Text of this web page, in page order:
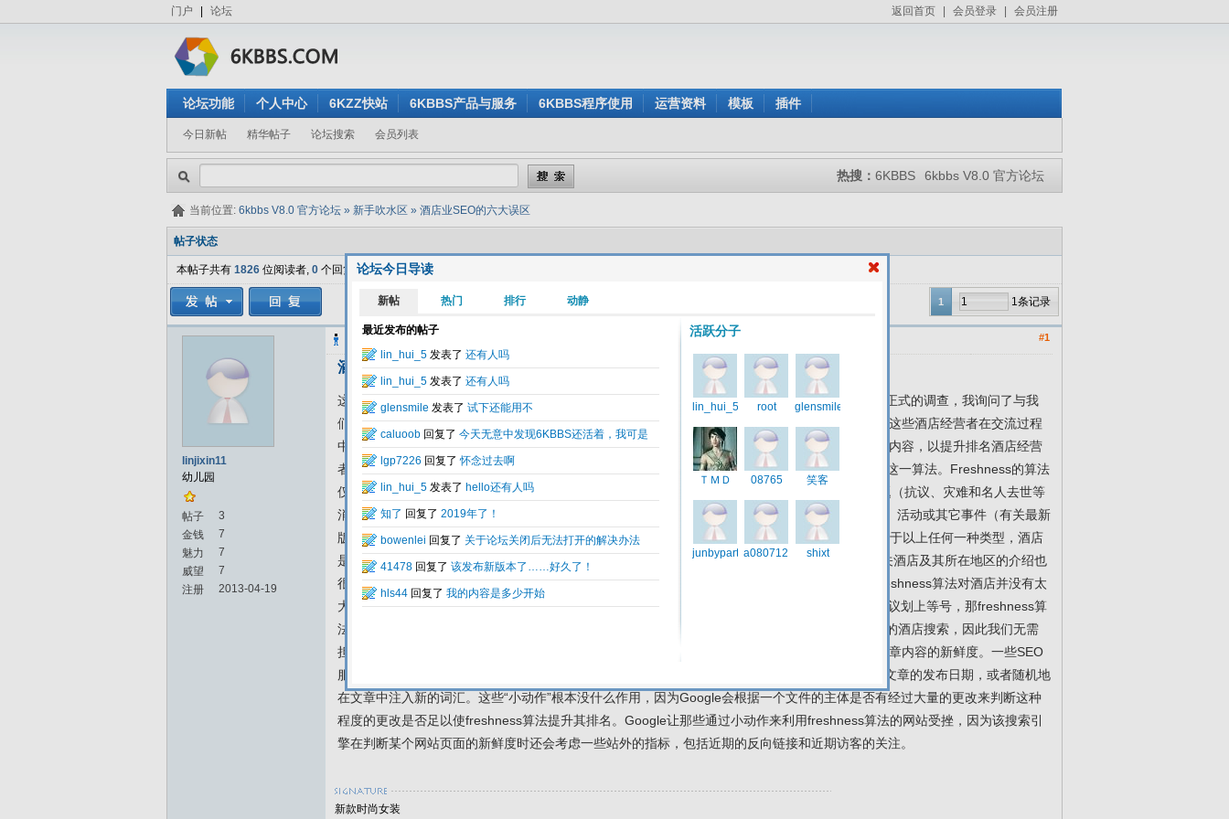
门户 论坛 返回首页 会员登录 会员注册
论坛功能 个人中心 6KZZ快站 6KBBS产品与服务 6KBBS程序使用 运营资料 模板 插件
今日新帖 精华帖子 论坛搜索 会员列表
热搜： 6KBBS 6kbbs V8.0 官方论坛
论坛今日导读
当前位置: 6kbbs V8.0 官方论坛 » 新手吹水区 » 酒店业SEO的六大误区
帖子状态
本帖子共有 1826 位阅读者, 0 个回复.
1 1条记录
linjixin11
幼儿园
帖子
3
金钱
7
魅力
7
威望
7
注册
2013-04-19
linjixin11 发表于 2013-04-19 15:05 #1
酒店业SEO的六大误区
这篇文章的作者为数字营销公司Buuteeq的技术营销经理BrandonDennis。两周前我进行了一次非正式的调查，我询问了与我
们进行合作的一些酒店经营者，以了解他们最常听到哪些有关SEO的问题。我在下文中总结了我和这些酒店经营者在交流过程
中所提到的一些观点，我简单地将以下观点称为酒店业SEO的六大误区。误区一：我必须频繁更新内容，以提升排名酒店经营
者会持着这样的观点是因为Google在2011年11月更新了“freshness”算法，但其实人们严重误解了这一算法。Freshness的算法
仅影响6-10%的搜索，且受到影响的仅限于有关以下三种活动的搜索结果：·近期的活动或热门话题（抗议、灾难和名人去世等
消息）·定期发生的事件（总统选举、企业每季度发布的财报、黑色星期五）·频繁更新的创新想法、活动或其它事件（有关最新
版iPhone的新闻、名人接受审讯的最新消息以及火星探测飞行器的一些发现）。酒店的内容并不属于以上任何一种类型，酒店
是很少发生变化的实体传统企业，因此freshness算法并不适用于大多数酒店。酒店官网主页上有关酒店及其所在地区的介绍也
很少发生变化，像有关当地兴趣点的点评等辅助内容也是如此。除非某个活动与酒店有关，否则freshness算法对酒店并没有太
大的影响。假设一个定期举行的会议每年都在同一家酒店举办，使得该酒店的名称基本上能与该会议划上等号，那freshness算
法可能就会影响有关在该酒店举办的会议的最新情况的搜索。Freshness算法并不适用于绝大部分的酒店搜索，因此我们无需
担心这一点。即使我们感到担忧，一些SEO策略所推崇的小规模且频繁的网页调整仍然无法提升文章内容的新鲜度。一些SEO
服务提供商声称其服务可以应对Google的freshness算法，其方法是通过安装一个脚本来每天更新文章的发布日期，或者随机地
在文章中注入新的词汇。这些“小动作”根本没什么作用，因为Google会根据一个文件的主体是否有经过大量的更改来判断这种
程度的更改是否足以使freshness算法提升其排名。Google让那些通过小动作来利用freshness算法的网站受挫，因为该搜索引
擎在判断某个网站页面的新鲜度时还会考虑一些站外的指标，包括近期的反向链接和近期访客的关注。
新款时尚女装